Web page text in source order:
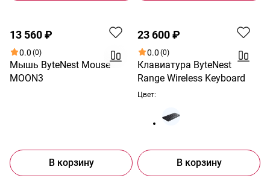
13 560 ₽
0.0 (0)
Мышь ByteNest Mouse
MOON3
В корзину
23 600 ₽
0.0 (0)
Клавиатура ByteNest
Range Wireless Keyboard
Цвет:
В корзину